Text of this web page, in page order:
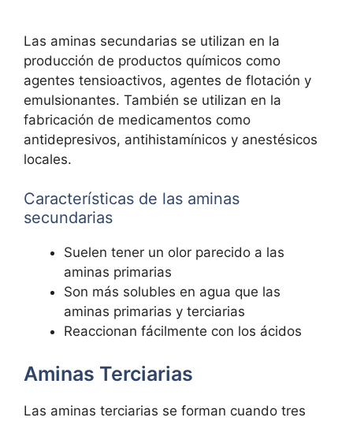
Las aminas secundarias se utilizan en la
producción de productos químicos como
agentes tensioactivos, agentes de flotación y
emulsionantes. También se utilizan en la
fabricación de medicamentos como
antidepresivos, antihistamínicos y anestésicos
locales.
Características de las aminas
secundarias
Suelen tener un olor parecido a las
aminas primarias
Son más solubles en agua que las
aminas primarias y terciarias
Reaccionan fácilmente con los ácidos
Aminas Terciarias
Las aminas terciarias se forman cuando tres